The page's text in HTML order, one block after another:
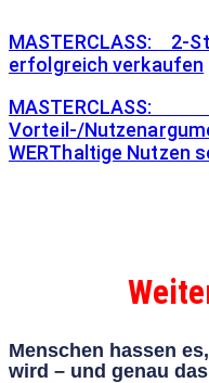
MASTERCLASS:
erfolgreich verkaufen
Vorteil-/
WERThaltige Nutzen
Menschen hassen
wird – und genau